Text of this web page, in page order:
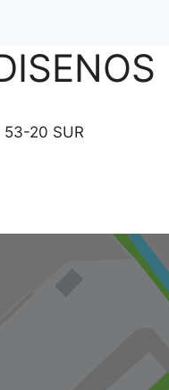
53-20 SUR